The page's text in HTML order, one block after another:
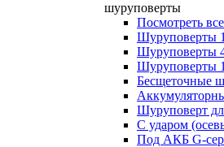
шуруповерты
Посмотреть
Шуруповерты
Шуруповерты
Шуруповерты
Бесщеточные
Шуруповерт
С ударом
Под АКБ G-